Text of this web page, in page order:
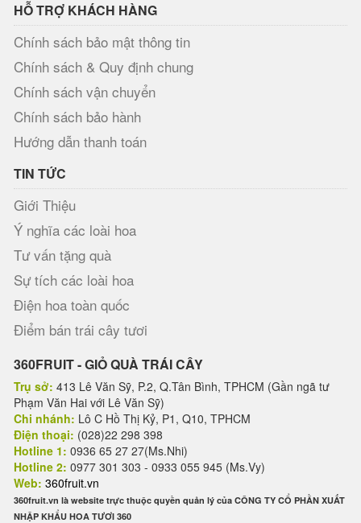
HỖ TRỢ KHÁCH HÀNG
Chính sách bảo mật thông tin
Chính sách & Quy định chung
Chính sách vận chuyển
Chính sách bảo hành
Hướng dẫn thanh toán
TIN TỨC
Giới Thiệu
Ý nghĩa các loài hoa
Tư vấn tặng quà
Sự tích các loài hoa
Điện hoa toàn quốc
Điểm bán trái cây tươi
360FRUIT - GIỎ QUÀ TRÁI CÂY
Trụ sở: 413 Lê Văn Sỹ, P.2, Q.Tân Bình, TPHCM (Gần ngã tư
Phạm Văn Hai với Lê Văn Sỹ)
Chi nhánh: Lô C Hồ Thị Kỷ, P1, Q10, TPHCM
Điện thoại: (028)22 298 398
Hotline 1: 0936 65 27 27(Ms.Nhi)
Hotline 2: 0977 301 303 - 0933 055 945 (Ms.Vy)
Web: 360fruit.vn
360fruit.vn là website trực thuộc quyền quản lý của CÔNG TY CỔ PHẦN XUẤT
NHẬP KHẨU HOA TƯƠI 360